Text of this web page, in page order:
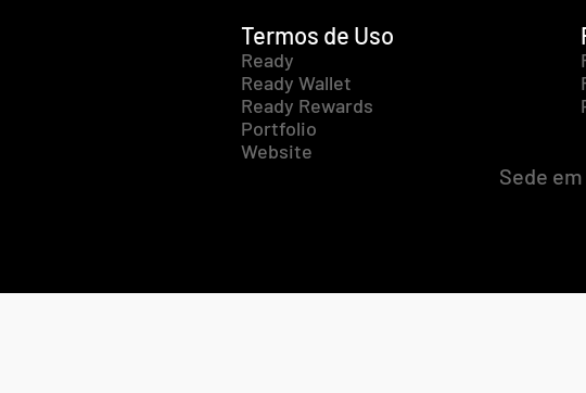
Termos de Uso
Ready
Ready Wallet
Ready Rewards
Portfolio
Website
Sede